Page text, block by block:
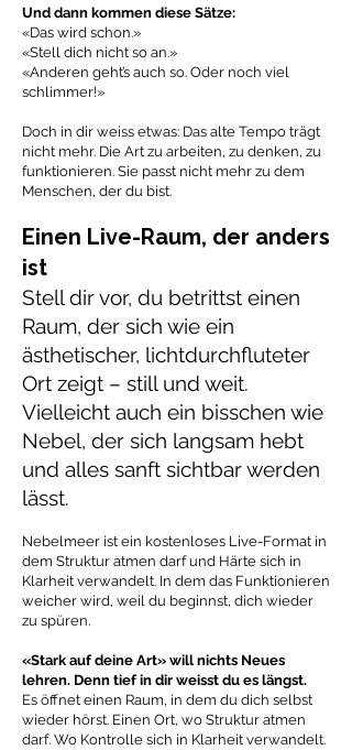
Und dann kommen diese Sätze:
«Das wird schon.»
«Stell dich nicht so an.»
«Anderen geht’s auch so. Oder noch viel
schlimmer!»
Doch in dir weiss etwas: Das alte Tempo trägt
nicht mehr. Die Art zu arbeiten, zu denken, zu
funktionieren. Sie passt nicht mehr zu dem
Menschen, der du bist.
Einen Live-Raum, der anders
ist
Stell dir vor, du betrittst einen
Raum, der sich wie ein
ästhetischer, lichtdurchfluteter
Ort zeigt – still und weit.
Vielleicht auch ein bisschen wie
Nebel, der sich langsam hebt
und alles sanft sichtbar werden
lässt.
Nebelmeer ist ein kostenloses Live-Format in
dem Struktur atmen darf und Härte sich in
Klarheit verwandelt. In dem das Funktionieren
weicher wird, weil du beginnst, dich wieder
zu spüren.
«Stark auf deine Art» will nichts Neues
lehren. Denn tief in dir weisst du es längst.
Es öffnet einen Raum, in dem du dich selbst
wieder hörst. Einen Ort, wo Struktur atmen
darf. Wo Kontrolle sich in Klarheit verwandelt.